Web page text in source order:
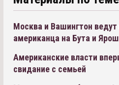
Москва и Вашингтон
американца на Бута и
Американские власти
свидание с семьей